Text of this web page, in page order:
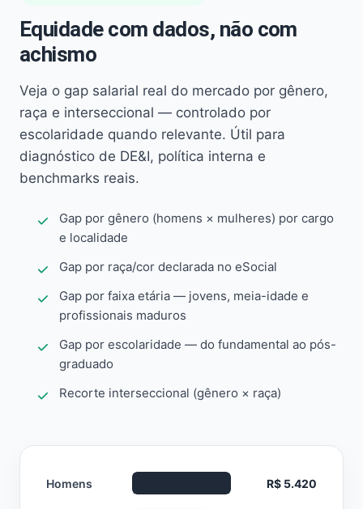
Equidade com dados, não com
achismo
Veja o gap salarial real do mercado por gênero,
raça e interseccional — controlado por
escolaridade quando relevante. Útil para
diagnóstico de DE&I, política interna e
benchmarks reais.
Gap por gênero (homens × mulheres) por cargo
e localidade
Gap por raça/cor declarada no eSocial
Gap por faixa etária — jovens, meia-idade e
profissionais maduros
Gap por escolaridade — do fundamental ao pós-
graduado
Recorte interseccional (gênero × raça)
Homens R$ 5.420